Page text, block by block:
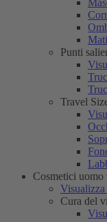
Punti
Travel
Cosmetici uomo
Visualizza
Cura del